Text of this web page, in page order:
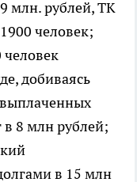
млн. рублей, ТК
человек;
человек
добиваясь
в 8 млн рублей;
в 15 млн